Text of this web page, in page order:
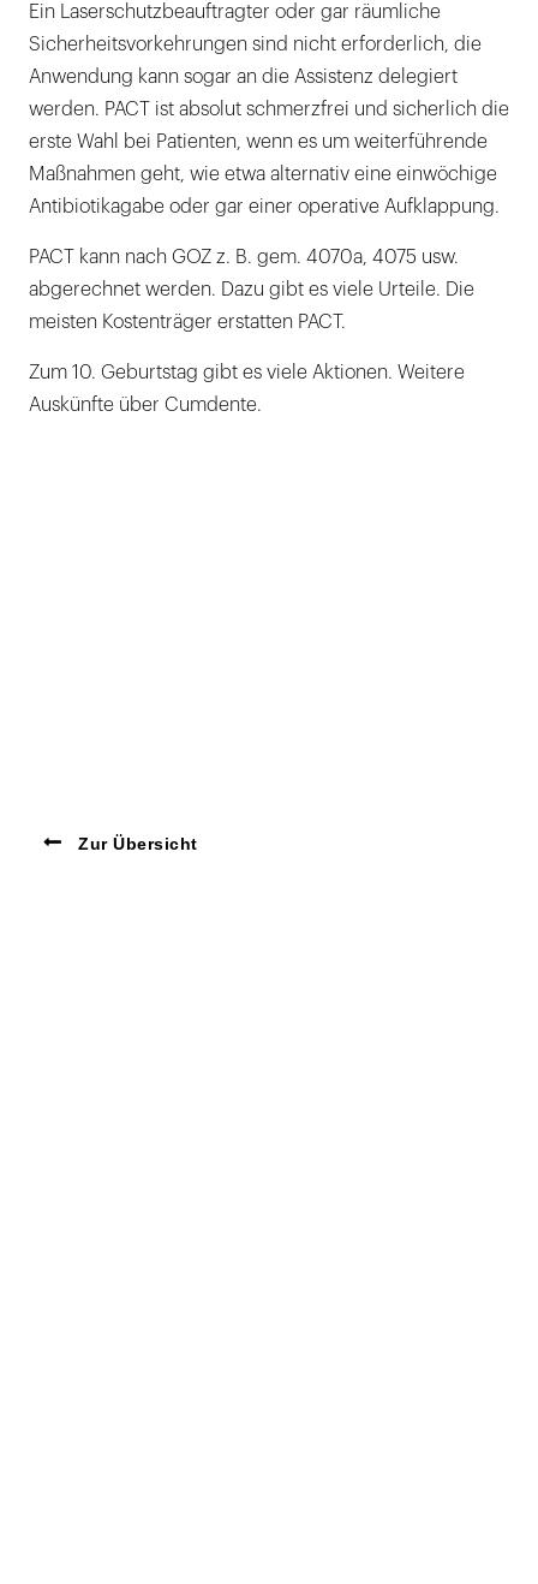
Ein Laserschutzbeauftragter oder gar räumliche
Sicherheitsvorkehrungen sind nicht erforderlich, die
Anwendung kann sogar an die Assistenz delegiert
werden. PACT ist absolut schmerzfrei und sicherlich die
erste Wahl bei Patienten, wenn es um weiterführende
Maßnahmen geht, wie etwa alternativ eine einwöchige
Antibiotikagabe oder gar einer operative Aufklappung.
PACT kann nach GOZ z. B. gem. 4070a, 4075 usw.
abgerechnet werden. Dazu gibt es viele Urteile. Die
meisten Kostenträger erstatten PACT.
Zum 10. Geburtstag gibt es viele Aktionen. Weitere
Auskünfte über Cumdente.
Zur Übersicht